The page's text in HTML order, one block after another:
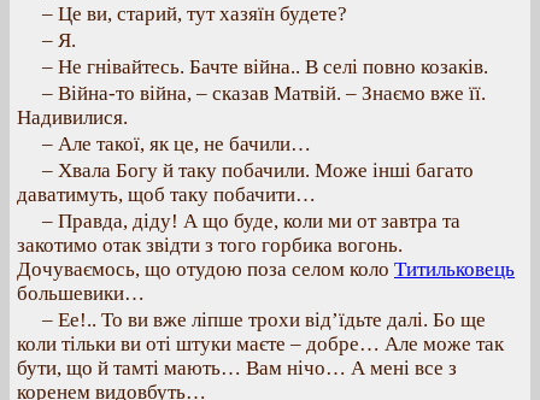
– Це ви, старий, тут хазяїн будете?
– Я.
– Не гнівайтесь. Бачте війна.. В селі повно козаків.
– Війна-то війна, – сказав Матвій. – Знаємо вже її.
Надивилися.
– Але такої, як це, не бачили…
– Хвала Богу й таку побачили. Може інші багато
даватимуть, щоб таку побачити…
– Правда, діду! А що буде, коли ми от завтра та
закотимо отак звідти з того горбика вогонь.
Дочуваємось, що отудою поза селом коло Титильковець
большевики…
– Ее!.. То ви вже ліпше трохи від’їдьте далі. Бо ще
коли тільки ви оті штуки маєте – добре… Але може так
бути, що й тамті мають… Вам нічо… А мені все з
коренем видовбуть…